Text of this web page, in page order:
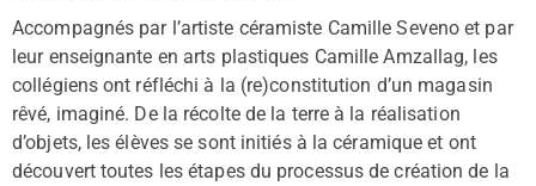
Accompagnés par l’artiste céramiste Camille Seveno et par
leur enseignante en arts plastiques Camille Amzallag, les
collégiens ont réfléchi à la (re)constitution d’un magasin
rêvé, imaginé. De la récolte de la terre à la réalisation
d’objets, les élèves se sont initiés à la céramique et ont
découvert toutes les étapes du processus de création de la